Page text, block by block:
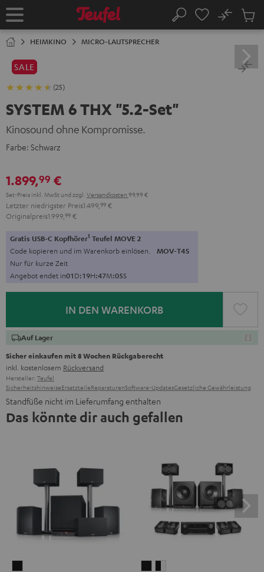
Startseite Suche
No
HEIMKINO MICRO-LAUTSPRECHER
SALE
(25)
SYSTEM 6 THX "5.2-Set"
Kinosound ohne Kompromisse.
Farbe: Schwarz
1.899,99 €
Set-Preis inkl. MwSt und zzgl. Versandkosten 99,99 €
Letzter niedrigster Preis1.499, 99 €
Originalpreis1.999, 99 €
Gratis USB-C Kopfhörer1 Teufel MOVE 2
Code kopieren und im Warenkorb einlösen. MOV-T4S
Nur für kurze Zeit
Angebot endet in01D:19H:47M:04S
IN DEN WARENKORB
Auf Lager
Sicher einkaufen mit 8 Wochen Rückgaberecht
inkl. kostenlosem Rückversand
Hersteller: Teufel
SicherheitshinweiseErsatzteileReparaturenSoftware-UpdatesGesetzliche Gewährleistung
Standfüße nicht im Lieferumfang enthalten
Das könnte dir auch gefallen